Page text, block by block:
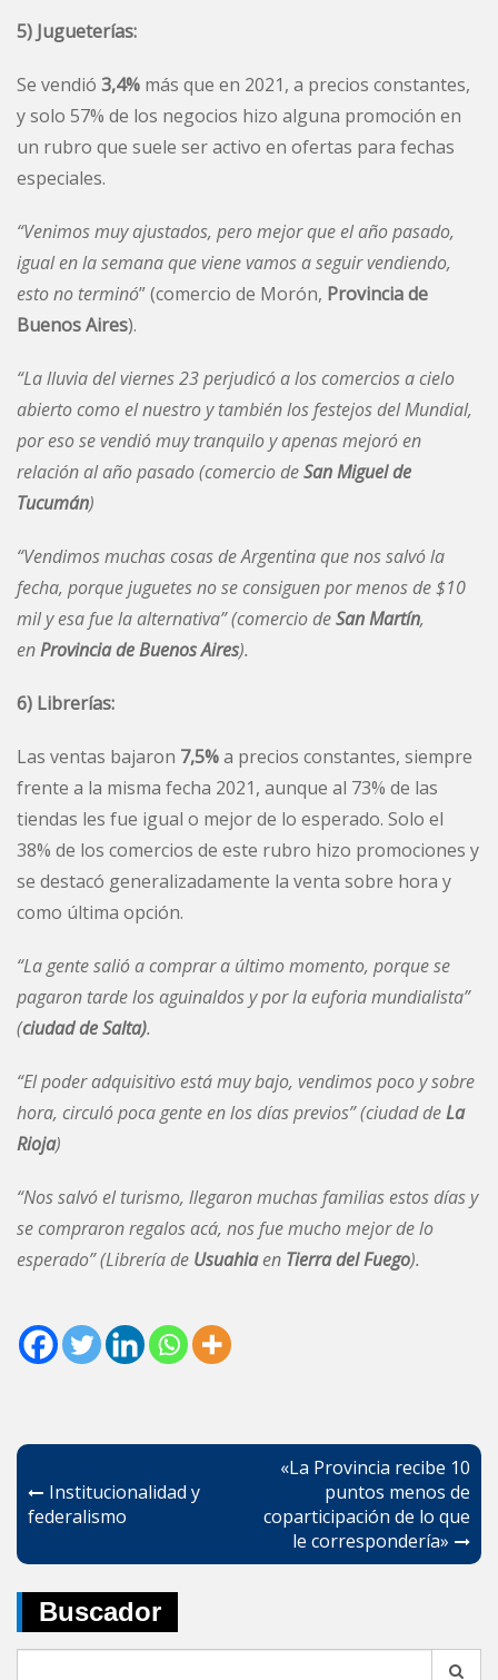
5) Jugueterías:
Se vendió 3,4% más que en 2021, a precios constantes,
y solo 57% de los negocios hizo alguna promoción en
un rubro que suele ser activo en ofertas para fechas
especiales.
“Venimos muy ajustados, pero mejor que el año pasado,
igual en la semana que viene vamos a seguir vendiendo,
esto no terminó” (comercio de Morón, Provincia de
Buenos Aires).
“La lluvia del viernes 23 perjudicó a los comercios a cielo
abierto como el nuestro y también los festejos del Mundial,
por eso se vendió muy tranquilo y apenas mejoró en
relación al año pasado (comercio deSan Miguel de
Tucumán)
“Vendimos muchas cosas de Argentina que nos salvó la
fecha, porque juguetes no se consiguen por menos de $10
mil y esa fue la alternativa” (comercio deSan Martín,
enProvincia de Buenos Aires).
6) Librerías:
Las ventas bajaron 7,5%a precios constantes, siempre
frente a la misma fecha 2021, aunque al 73% de las
tiendas les fue igual o mejor de lo esperado. Solo el
38% de los comercios de este rubro hizo promociones y
se destacó generalizadamente la venta sobre hora y
como última opción.
“La gente salió a comprar a último momento, porque se
pagaron tarde los aguinaldos y por la euforia mundialista”
(ciudad de Salta).
“El poder adquisitivo está muy bajo, vendimos poco y sobre
hora, circuló poca gente en los días previos” (ciudad deLa
Rioja)
“Nos salvó el turismo, llegaron muchas familias estos días y
se compraron regalos acá, nos fue mucho mejor de lo
esperado” (Librería de Usuahiaen Tierra del Fuego).
Navegación
de
entradas
Institucionalidad y
federalismo
«La Provincia recibe 10
puntos menos de
coparticipación de lo que
le correspondería»
Buscador